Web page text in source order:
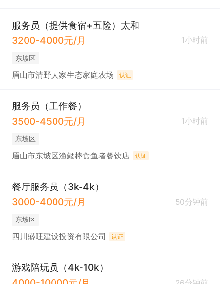
服务员（提供食宿+五险）太和
3200-4000元/月
1小时前
东坡区
眉山市清野人家生态家庭农场 认证
服务员（工作餐）
3500-4500元/月
1小时前
东坡区
眉山市东坡区渔鲴棒食鱼者餐饮店 认证
餐厅服务员（3k-4k）
3000-4000元/月
50分钟前
东坡区
四川盛旺建设投资有限公司 认证
游戏陪玩员（4k-10k）